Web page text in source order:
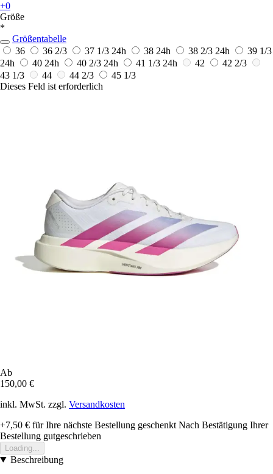
+0
Größe
*
Größentabelle
36
36 2/3 37 1/3 24h 38 24h 38 2/3 24h
39 1/3
24h
40 24h 40 2/3 24h 41 1/3 24h 42
42 2/3
43 1/3
44 44 2/3
45 1/3
Dieses Feld ist erforderlich
Ab
150,00 €
inkl. MwSt. zzgl. Versandkosten
+7,50 € für Ihre nächste Bestellung geschenkt Nach Bestätigung Ihrer
Bestellung gutgeschrieben
Loading...
Beschreibung